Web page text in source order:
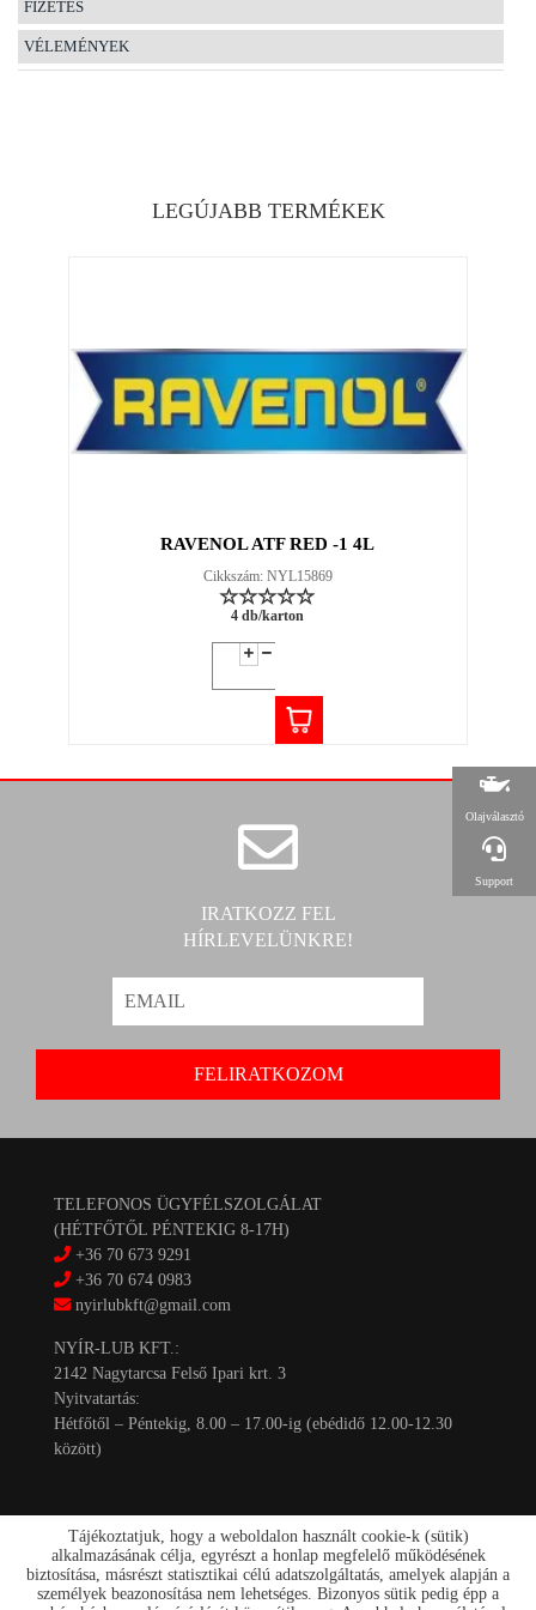
FIZETÉS
VÉLEMÉNYEK
LEGÚJABB TERMÉKEK
RAVENOL ATF RED -1 4L
Cikkszám: NYL15869
4 db/karton
IRATKOZZ FEL
HÍRLEVELÜNKRE!
TELEFONOS ÜGYFÉLSZOLGÁLAT
(HÉTFŐTŐL PÉNTEKIG 8-17H)
+36 70 673 9291
+36 70 674 0983
nyirlubkft@gmail.com
NYÍR-LUB KFT.:
2142 Nagytarcsa Felső Ipari krt. 3
Nyitvatartás:
Hétfőtől – Péntekig, 8.00 – 17.00-ig (ebédidő 12.00-12.30
között)
Kapcsolat
Olajválasztó
Support
Tájékoztatjuk, hogy a weboldalon használt cookie-k (sütik)
alkalmazásának célja, egyrészt a honlap megfelelő működésének
biztosítása, másrészt statisztikai célú adatszolgáltatás, amelyek alapján a
személyek beazonosítása nem lehetséges. Bizonyos sütik pedig épp a